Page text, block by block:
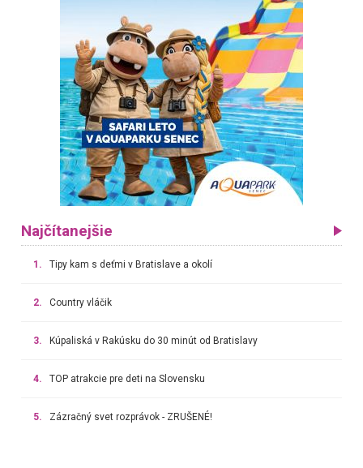
Najčítanejšie
1. Tipy kam s deťmi v Bratislave a okolí
2. Country vláčik
3. Kúpaliská v Rakúsku do 30 minút od Bratislavy
4. TOP atrakcie pre deti na Slovensku
5. Zázračný svet rozprávok - ZRUŠENÉ!